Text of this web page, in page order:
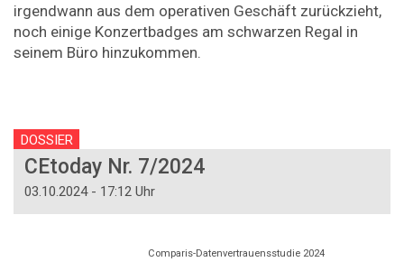
irgendwann aus dem operativen Geschäft zurückzieht,
noch einige Konzertbadges am schwarzen Regal in
seinem Büro hinzukommen.
DOSSIER
CEtoday Nr. 7/2024
03.10.2024 - 17:12 Uhr
Comparis-Datenvertrauensstudie 2024